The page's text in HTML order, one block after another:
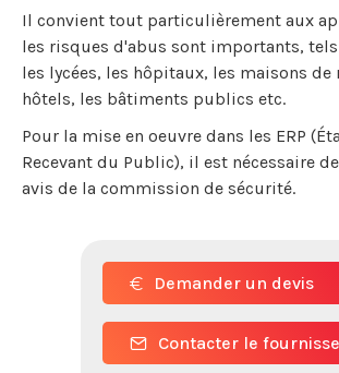
Il convient tout particulièrement aux
les risques d'abus sont importants, tels
les lycées, les hôpitaux, les maisons de
hôtels, les bâtiments publics etc.
Pour la mise en oeuvre dans les ERP
Recevant du Public), il est nécessaire
avis de la commission de sécurité.
Demander un devis
Contacter le